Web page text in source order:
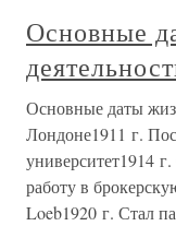
Основные
Основные даты
Лондоне1911 г.
университет1914
работу в
Loeb1920 г. Стал